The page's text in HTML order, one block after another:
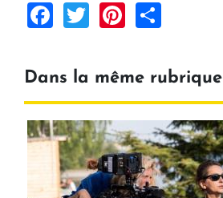
Facebook
TwitterPinterest
Dans la même rubrique